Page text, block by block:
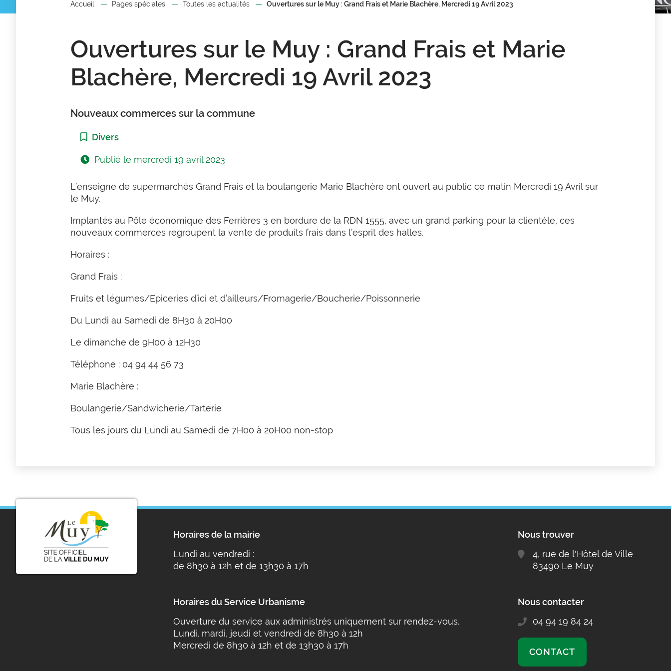
Accueil Pages spéciales Toutes les actualités Ouvertures sur le Muy : Grand Frais et Marie Blachère, Mercredi 19 Avril 2023
Ouvertures sur le Muy : Grand Frais et Marie
Blachère, Mercredi 19 Avril 2023
Nouveaux commerces sur la commune
Catégorie :
Divers
Publié le mercredi 19 avril 2023
L’enseigne de supermarchés Grand Frais et la boulangerie Marie Blachère ont ouvert au public ce matin Mercredi 19 Avril sur
le Muy.
Implantés au Pôle économique des Ferrières 3 en bordure de la RDN 1555, avec un grand parking pour la clientèle, ces
nouveaux commerces regroupent la vente de produits frais dans l’esprit des halles.
Horaires :
Grand Frais :
Fruits et légumes/Epiceries d’ici et d’ailleurs/Fromagerie/Boucherie/Poissonnerie
Du Lundi au Samedi de 8H30 à 20H00
Le dimanche de 9H00 à 12H30
Téléphone : 04 94 44 56 73
Marie Blachère :
Boulangerie/Sandwicherie/Tarterie
Tous les jours du Lundi au Samedi de 7H00 à 20H00 non-stop
Horaires de la mairie
Lundi au vendredi :
de 8h30 à 12h et de 13h30 à 17h
Horaires du Service Urbanisme
Ouverture du service aux administrés uniquement sur rendez-vous.
Lundi, mardi, jeudi et vendredi de 8h30 à 12h
Mercredi de 8h30 à 12h et de 13h30 à 17h
Nous trouver
4, rue de l'Hôtel de Ville
83490 Le Muy
Nous contacter
04 94 19 84 24
CONTACT